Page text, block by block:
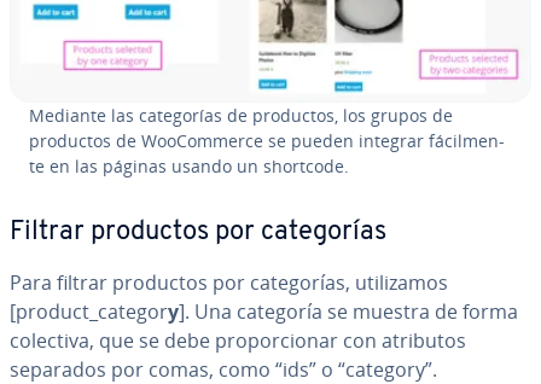
Mediante las ca­te­go­rías de productos, los grupos de
productos de Woo­Co­m­me­r­ce se pueden integrar fá­ci­l­me­n­
te en las páginas usando un shortcode.
Filtrar productos por ca­te­go­rías
Para filtrar productos por ca­te­go­rías, uti­li­za­mos
[product_category]. Una categoría se muestra de forma
colectiva, que se debe pro­po­r­cio­nar con atributos
separados por comas, como “ids” o “category”.